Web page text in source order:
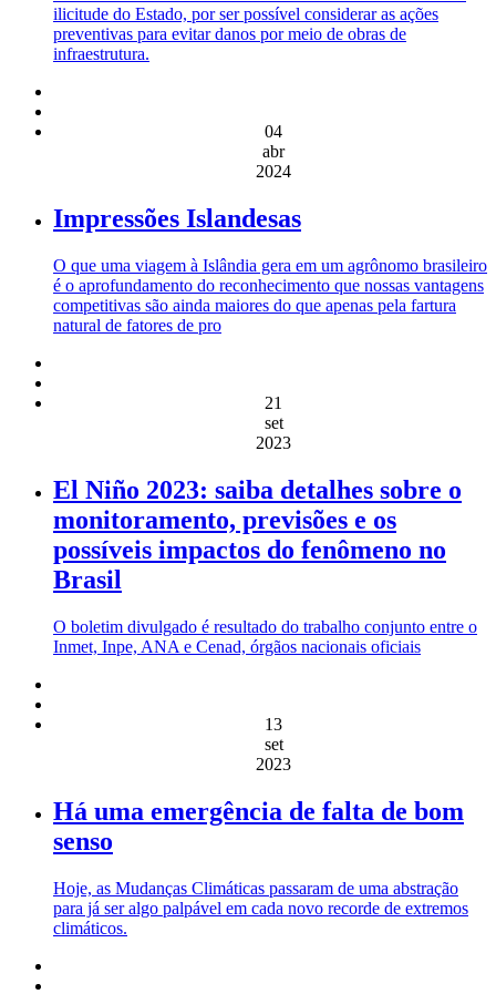
ilicitude do Estado, por ser possível considerar as ações
preventivas para evitar danos por meio de obras de
infraestrutura.
04
abr
2024
Impressões Islandesas
O que uma viagem à Islândia gera em um agrônomo brasileiro
é o aprofundamento do reconhecimento que nossas vantagens
competitivas são ainda maiores do que apenas pela fartura
natural de fatores de pro
21
set
2023
El Niño 2023: saiba detalhes sobre o
monitoramento, previsões e os
possíveis impactos do fenômeno no
Brasil
O boletim divulgado é resultado do trabalho conjunto entre o
Inmet, Inpe, ANA e Cenad, órgãos nacionais oficiais
13
set
2023
Há uma emergência de falta de bom
senso
Hoje, as Mudanças Climáticas passaram de uma abstração
para já ser algo palpável em cada novo recorde de extremos
climáticos.